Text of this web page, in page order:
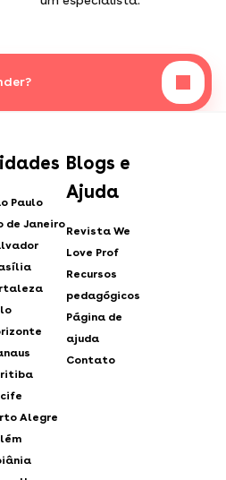
Paulo
de Janeiro
Alegre
Blogs e
Ajuda
Revista We
Love Prof
Recursos
pedagógicos
Página de
ajuda
Contato